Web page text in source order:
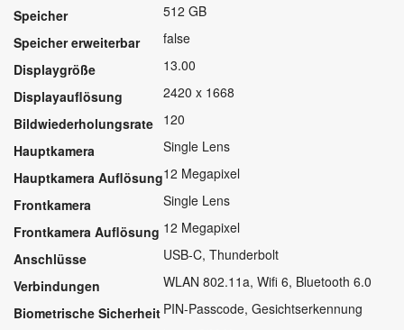
Speicher
512 GB
Speicher erweiterbar
false
Displaygröße
13.00
Displayauflösung
2420 x 1668
Bildwiederholungsrate 120
Hauptkamera
Single Lens
Hauptkamera Auflösung12 Megapixel
Frontkamera
Single Lens
Frontkamera Auflösung 12 Megapixel
Anschlüsse
USB-C, Thunderbolt
Verbindungen
WLAN 802.11a, Wifi 6, Bluetooth 6.0
Biometrische Sicherheit PIN-Passcode, Gesichtserkennung